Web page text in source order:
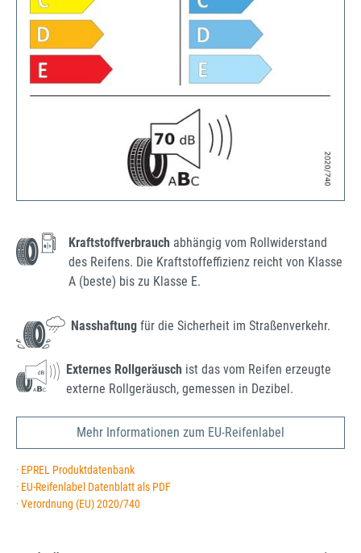
Kraftstoffverbrauch abhängig vom Rollwiderstand
des Reifens. Die Kraftstoffeffizienz reicht von Klasse
A (beste) bis zu Klasse E.
Nasshaftung für die Sicherheit im Straßenverkehr.
Externes Rollgeräusch ist das vom Reifen erzeugte
externe Rollgeräusch, gemessen in Dezibel.
Mehr Informationen zum EU-Reifenlabel
· EPREL Produktdatenbank
· EU-Reifenlabel Datenblatt als PDF
· Verordnung (EU) 2020/740